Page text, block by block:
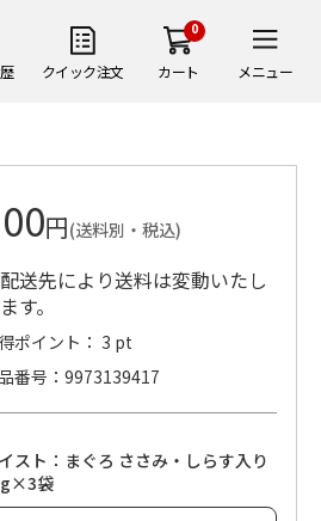
クイック注文
0
カート メニュー
円(送料別・税込)
送先により送料は変動いたし
ます。
ポイント： 3 pt
番号
9973139417
スト：まぐろ ささみ・しらす入り
袋